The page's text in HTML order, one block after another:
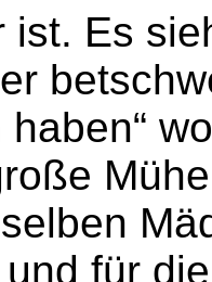
ist. Es
ha­ben“
für